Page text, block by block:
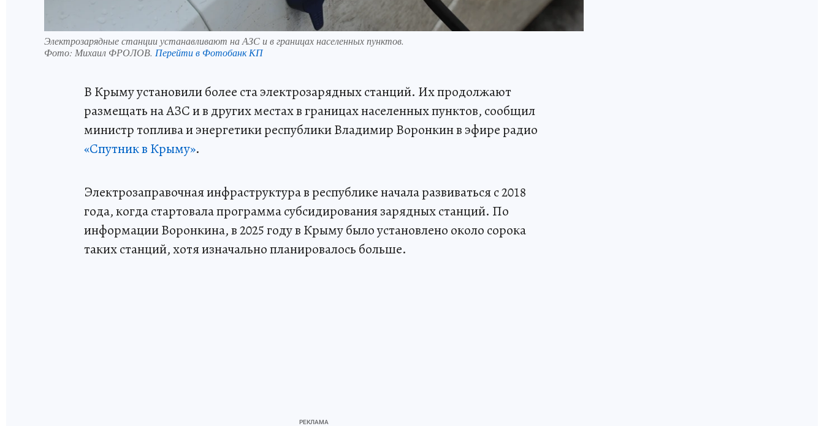
Электрозарядные станции устанавливают на АЗС и в границах населенных пунктов.
Фото: Михаил ФРОЛОВ. Перейти в Фотобанк КП
В Крыму установили более ста электрозарядных станций. Их продолжают
размещать на АЗС и в других местах в границах населенных пунктов, сообщил
министр топлива и энергетики республики Владимир Воронкин в эфире радио
«Спутник в Крыму».
Электрозаправочная инфраструктура в республике начала развиваться с 2018
года, когда стартовала программа субсидирования зарядных станций. По
информации Воронкина, в 2025 году в Крыму было установлено около сорока
таких станций, хотя изначально планировалось больше.